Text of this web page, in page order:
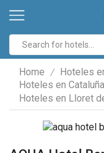
Home / Hoteles
Hoteles en
Hoteles en Lloret